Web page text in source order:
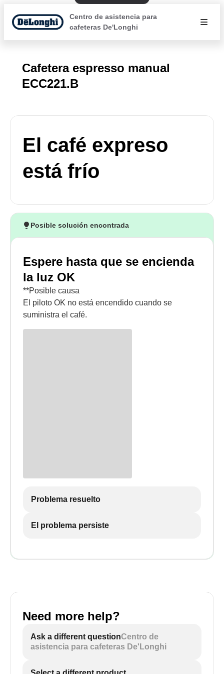
Centro de asistencia para
cafeteras De'Longhi
Cafetera espresso manual
ECC221.B
El café expreso
está frío
Posible solución encontrada
Espere hasta que se encienda
la luz OK
**Posible causa
El piloto OK no está encendido cuando se
suministra el café.
Problema resuelto
El problema persiste
Need more help?
Ask a different questionCentro de
asistencia para cafeteras De'Longhi